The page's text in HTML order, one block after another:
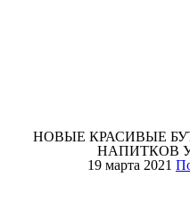
НОВЫЕ КРАСИВЫЕ
НАПИТКОВ
19 марта 2021